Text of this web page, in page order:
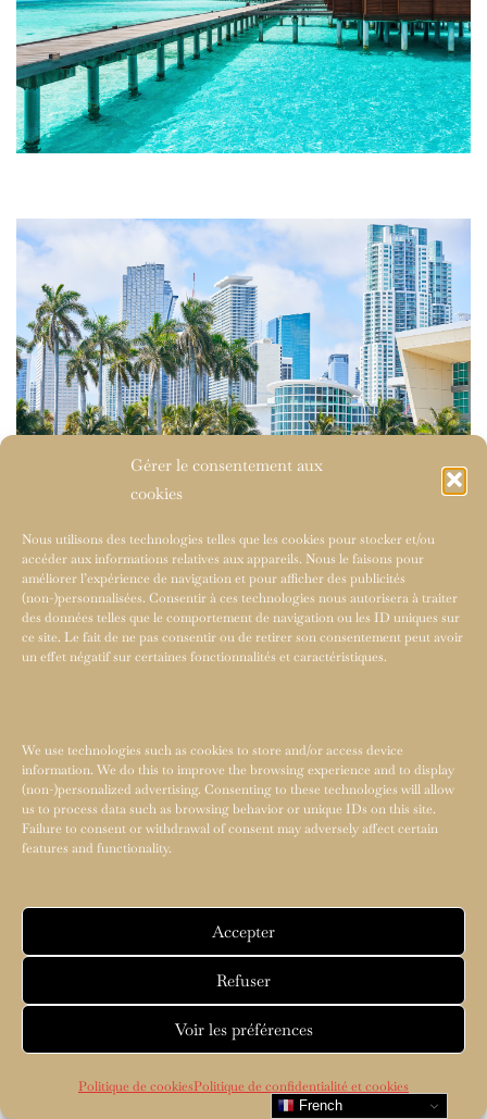
Gérer le consentement aux
cookies
Nous utilisons des technologies telles que les cookies pour stocker et/ou
accéder aux informations relatives aux appareils. Nous le faisons pour
améliorer l’expérience de navigation et pour afficher des publicités
(non-)personnalisées. Consentir à ces technologies nous autorisera à traiter
des données telles que le comportement de navigation ou les ID uniques sur
ce site. Le fait de ne pas consentir ou de retirer son consentement peut avoir
un effet négatif sur certaines fonctionnalités et caractéristiques.
We use technologies such as cookies to store and/or access device
information. We do this to improve the browsing experience and to display
(non-)personalized advertising. Consenting to these technologies will allow
us to process data such as browsing behavior or unique IDs on this site.
Failure to consent or withdrawal of consent may adversely affect certain
features and functionality.
Accepter
Refuser
Voir les préférences
Politique de cookiesPolitique de confidentialité et cookies
French